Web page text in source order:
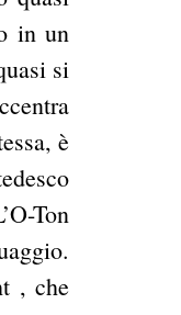
in un
si
è
Ton
, che